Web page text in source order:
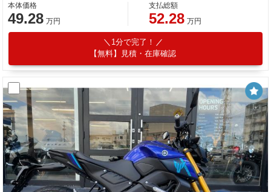
本体価格
49.28 万円
支払総額
52.28 万円
1分で完了！
【無料】見積・在庫確認